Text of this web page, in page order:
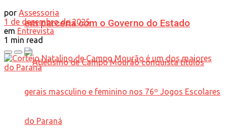
em parceria com o Governo do Estado
por Assessoria
1 de dezembro de 2025
em Entrevista
1 min read